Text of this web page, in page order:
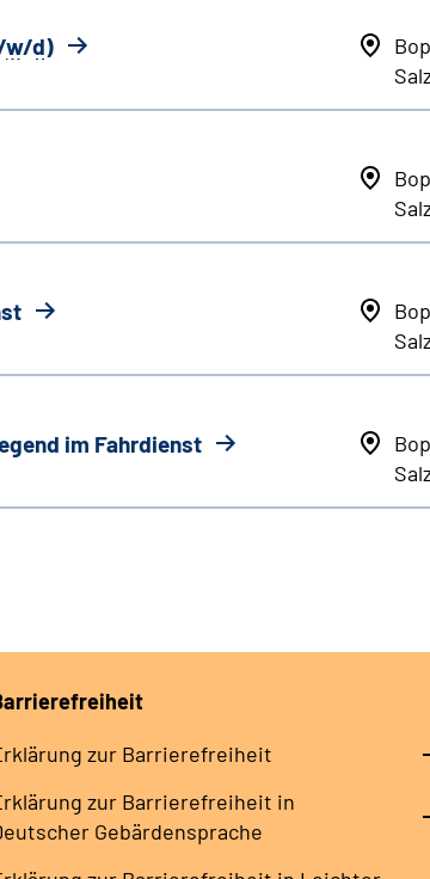
w/d)
im Fahrdienst
zur Barrierefreiheit
zur Barrierefreiheit in
Gebärdensprache